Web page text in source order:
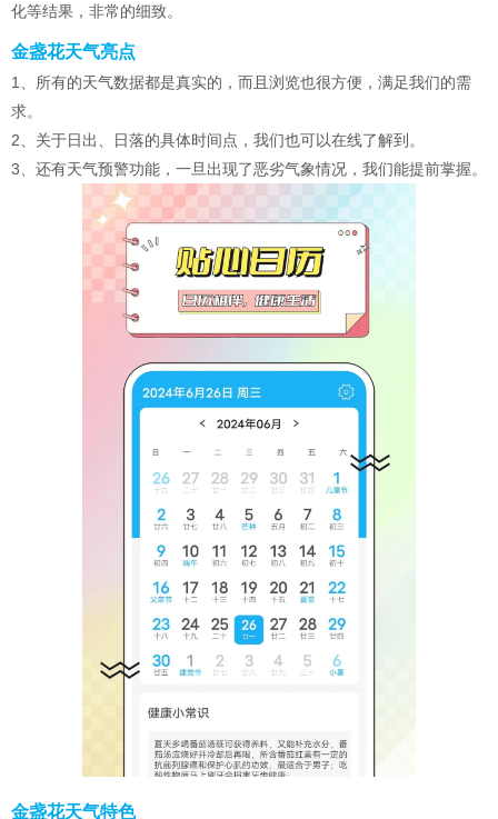
化等结果，非常的细致。
金盏花天气亮点
1、所有的天气数据都是真实的，而且浏览也很方便，满足我们的需
求。
2、关于日出、日落的具体时间点，我们也可以在线了解到。
3、还有天气预警功能，一旦出现了恶劣气象情况，我们能提前掌握。
金盏花天气特色